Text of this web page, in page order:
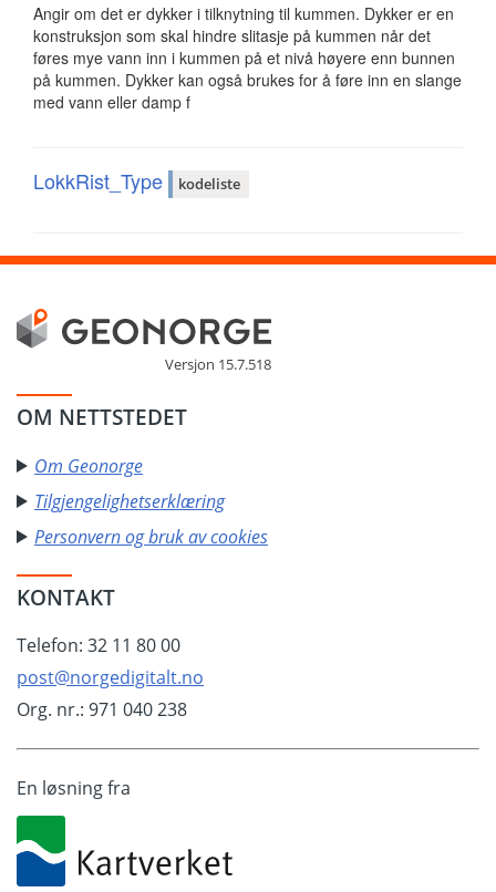
Angir om det er dykker i tilknytning til kummen. Dykker er en
konstruksjon som skal hindre slitasje på kummen når det
føres mye vann inn i kummen på et nivå høyere enn bunnen
på kummen. Dykker kan også brukes for å føre inn en slange
med vann eller damp f
LokkRist_Type kodeliste